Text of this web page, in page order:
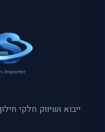
ייבוא ושיווק חלקי